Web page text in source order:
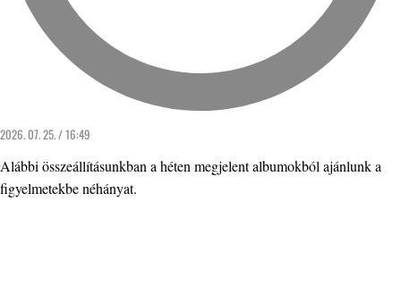
2026. 07. 25. / 16:49
Alábbi összeállításunkban a héten megjelent albumokból ajánlunk a
figyelmetekbe néhányat.